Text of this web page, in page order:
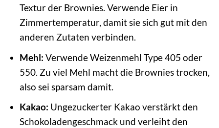
Textur der Brownies. Verwende Eier in
Zimmertemperatur, damit sie sich gut mit den
anderen Zutaten verbinden.
Mehl: Verwende Weizenmehl Type 405 oder
550. Zu viel Mehl macht die Brownies trocken,
also sei sparsam damit.
Kakao: Ungezuckerter Kakao verstärkt den
Schokoladengeschmack und verleiht den